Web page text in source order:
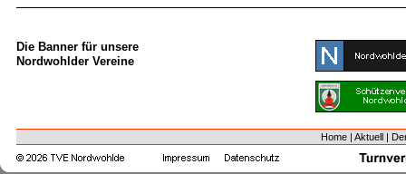
Die Banner für unsere
Nordwohlder Vereine
Home | Aktuell |